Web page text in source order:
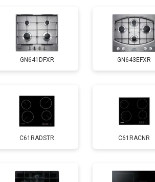
GN641DFXR GN643EFXR
C61RADSTR C61RACNR